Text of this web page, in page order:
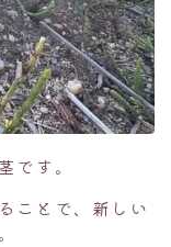
です。
ことで、新しい